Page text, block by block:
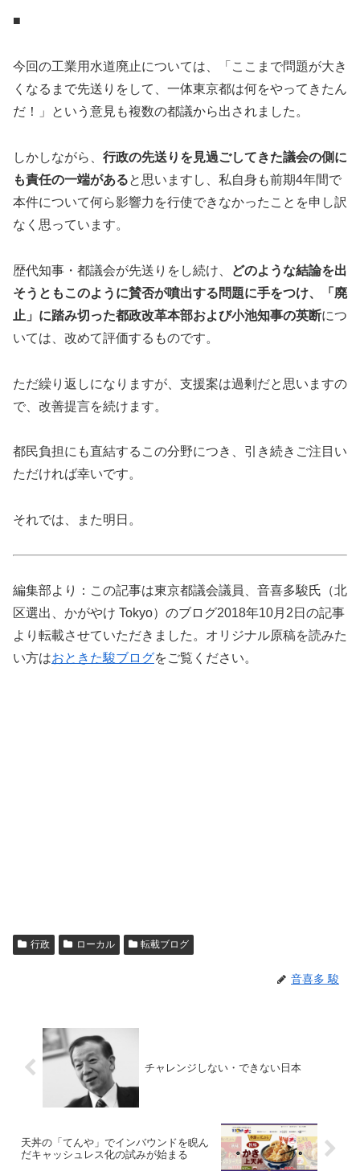
■
今回の工業用水道廃止については、「ここまで問題が大き
くなるまで先送りをして、一体東京都は何をやってきたん
だ！」という意見も複数の都議から出されました。
しかしながら、 行政の先送りを見過ごしてきた議会の側に
も責任の一端があると思いますし、私自身も前期4年間で
本件について何ら影響力を行使できなかったことを申し訳
なく思っています。
歴代知事・都議会が先送りをし続け、
どのような結論を出
そうともこのように賛否が噴出する問題に手をつけ、「廃
止」に踏み切った都政改革本部および小池知事の英断につ
いては、改めて評価するものです。
ただ繰り返しになりますが、支援案は過剰だと思いますの
で、改善提言を続けます。
都民負担にも直結するこの分野につき、引き続きご注目い
ただければ幸いです。
それでは、また明日。
編集部より：この記事は東京都議会議員、音喜多駿氏（北
区選出、かがやけ Tokyo）のブログ2018年10月2日の記事
より転載させていただきました。オリジナル原稿を読みた
い方はおときた駿ブログをご覧ください。
行政 ローカル 転載ブログ
音喜多 駿
チャレンジしない・できない日本
天丼の「てんや」でインバウンドを睨ん
だキャッシュレス化の試みが始まる